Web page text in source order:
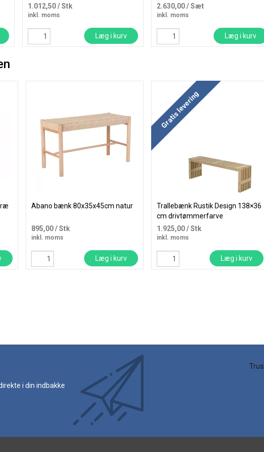
1.012,50/ Stk
inkl. moms
Læg i kurv
2.630,00/ Sæt
inkl. moms
Læg i kurv
Abano bænk 80x35x45cm natur
895,00/ Stk
inkl. moms
Læg i kurv
Køb mere og spar
Gratis levering
Trallebænk Rustik Design 138×36
cm drivtømmerfarve
1.925,00/ Stk
inkl. moms
Læg i kurv
i din indbakke